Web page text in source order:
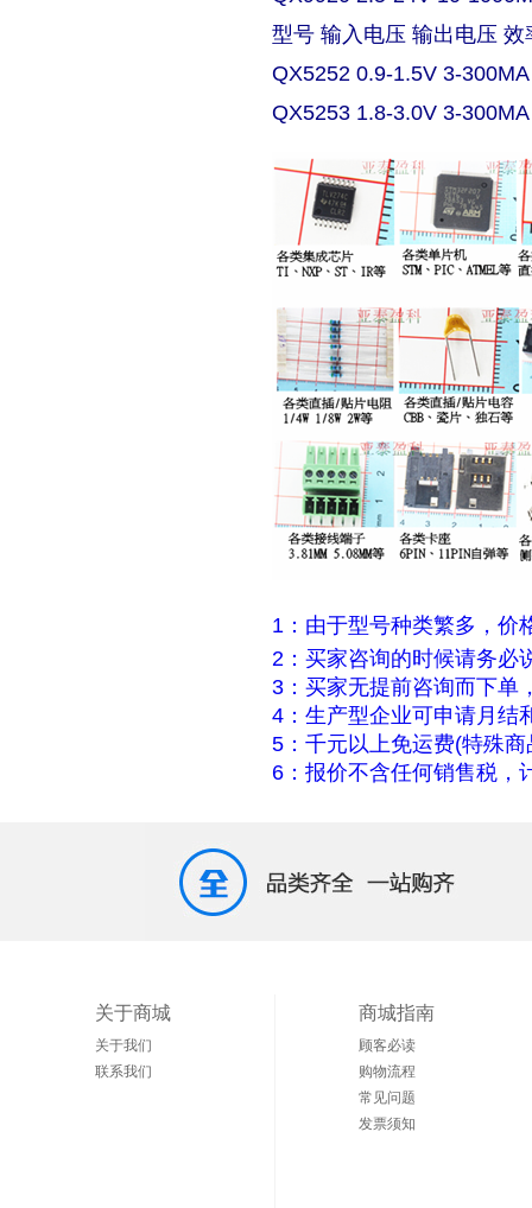
型号 输入电压 输出电压 效
QX5252 0.9-1.5V 3-
QX5253 1.8-3.0V 3-
1：由于型号种类繁多，价
2：买家咨询的时候请务必
3：买家无提前咨询而下单
4：生产型企业可申请月结
5：千元以上免运费(特殊
6：报价不含任何销售税，
关于商城
关于我们
联系我们
商城指南
顾客必读
购物流程
常见问题
发票须知